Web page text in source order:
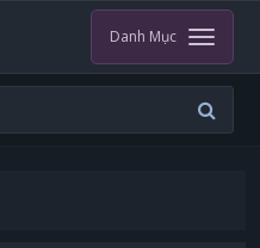
Danh Mục